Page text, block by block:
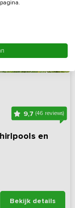
9,7(46 reviews)
en
Bekijk details